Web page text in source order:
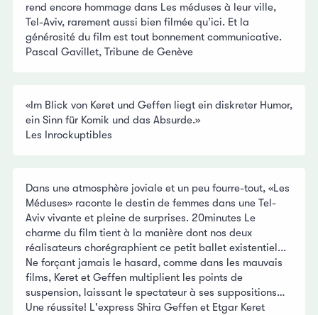
rend encore hommage dans Les méduses à leur ville,
Tel-Aviv, rarement aussi bien filmée qu’ici. Et la
générosité du film est tout bonnement communicative.
Pascal Gavillet, Tribune de Genève
«Im Blick von Keret und Geffen liegt ein diskreter Humor,
ein Sinn für Komik und das Absurde.»
Les Inrockuptibles
Dans une atmosphère joviale et un peu fourre-tout, «Les
Méduses» raconte le destin de femmes dans une Tel-
Aviv vivante et pleine de surprises. 20minutes Le
charme du film tient à la manière dont nos deux
réalisateurs chorégraphient ce petit ballet existentiel...
Ne forçant jamais le hasard, comme dans les mauvais
films, Keret et Geffen multiplient les points de
suspension, laissant le spectateur à ses suppositions…
Une réussite! L'express Shira Geffen et Etgar Keret